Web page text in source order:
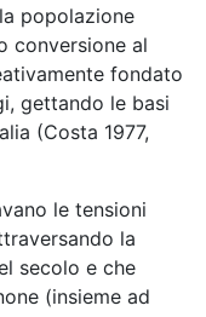
popolazione
conversione al
fondato
gettando le basi
(Costa 1977,
le tensioni
la
secolo e che
(insieme ad